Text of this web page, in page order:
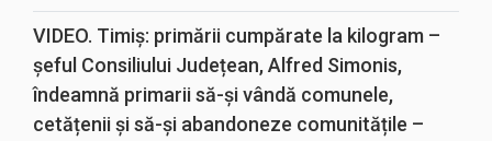
VIDEO. Timiș: primării cumpărate la kilogram –
șeful Consiliului Județean, Alfred Simonis,
îndeamnă primarii să-și vândă comunele,
cetățenii și să-și abandoneze comunitățile –